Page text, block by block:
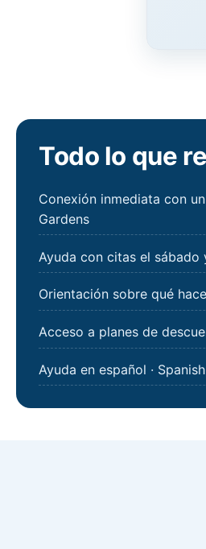
Todo lo que
Conexión inmediata con
Gardens
Ayuda con citas el sábado
Orientación sobre qué
Acceso a planes de
Ayuda en español ·